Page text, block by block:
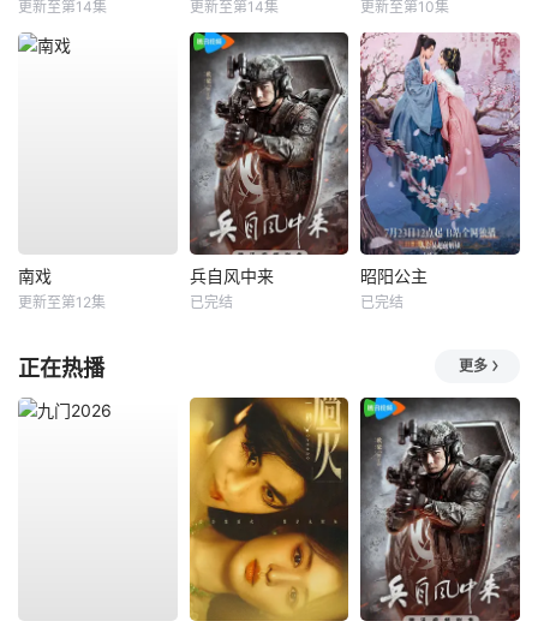
更新至第14集 更新至第14集 更新至第10集
南戏
更新至第12集
兵自风中来
已完结
昭阳公主
已完结
正在热播 更多